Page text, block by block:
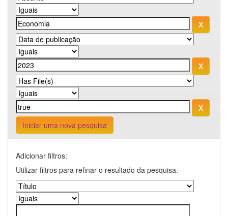
Iniciar uma nova pesquisa
Adicionar filtros:
Utilizar filtros para refinar o resultado da pesquisa.